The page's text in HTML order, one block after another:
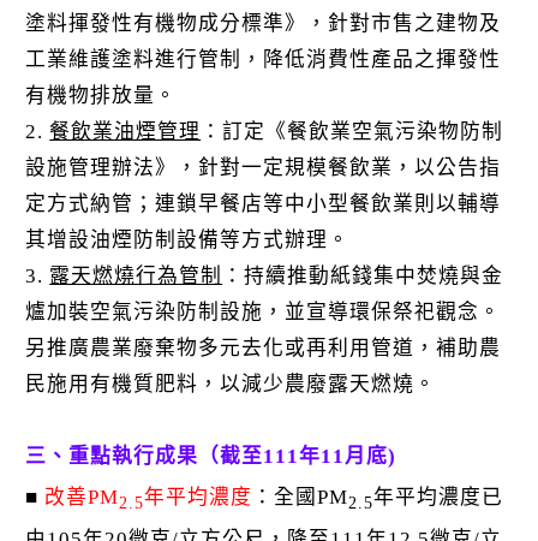
塗料揮發性有機物成分標準》，針對市售之建物及
工業維護塗料進行管制，降低消費性產品之揮發性
有機物排放量。
2. 餐飲業油煙管理 ：訂定《餐飲業空氣污染物防制
設施管理辦法》，針對一定規模餐飲業，以公告指
定方式納管；連鎖早餐店等中小型餐飲業則以輔導
其增設油煙防制設備等方式辦理。
3. 露天燃燒行為管制
：持續推動紙錢集中焚燒與金
爐加裝空氣污染防制設施，並宣導環保祭祀觀念。
另推廣農業廢棄物多元去化或再利用管道，補助農
民施用有機質肥料，以減少農廢露天燃燒。
三、重點執行成果（截至111年11月底)
■ 改善PM2.5年平均濃度 ：全國PM2.5年平均濃度已